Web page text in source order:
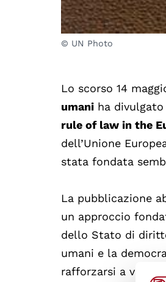
© UN Photo
Lo scorso 14
umani ha
rule of law in the
dell’Unione
stata fondata
La pubblicazione
un approccio
dello Stato di
umani e la
rafforzarsi a vicenda.